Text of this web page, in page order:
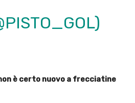
è certo nuovo a frecciatine